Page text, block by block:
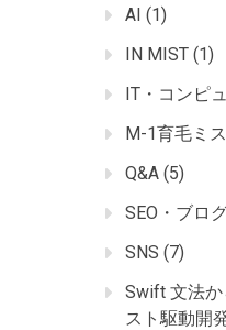
AI (1)
IN MIST (1)
IT・コンピ
M-1育毛ミ
Q&A (5)
SEO・ブロ
SNS (7)
Swift 文法
スト駆動開